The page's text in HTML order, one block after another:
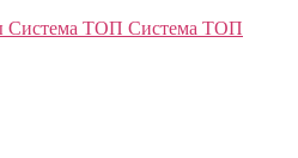
Система ТОП Система ТОП